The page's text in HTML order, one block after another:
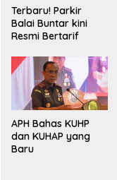
Terbaru! Parkir
Balai Buntar kini
Resmi Bertarif
APH Bahas KUHP
dan KUHAP yang
Baru